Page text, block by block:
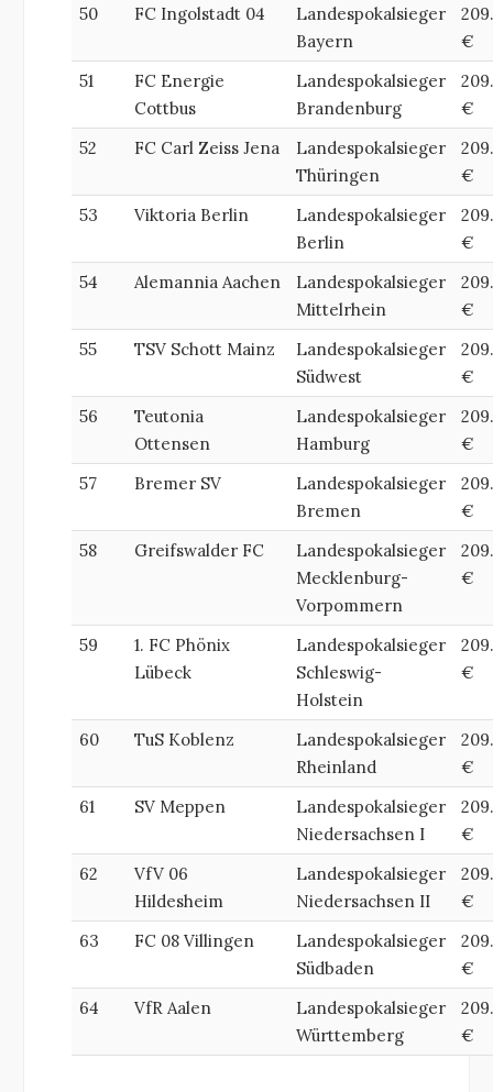
50
FC Ingolstadt 04
Landespokalsieger
Bayern
€
51
FC Energie
Cottbus
Landespokalsieger
Brandenburg
€
52
FC Carl Zeiss Jena
Landespokalsieger
Thüringen
€
53
Viktoria Berlin
Landespokalsieger
Berlin
€
54
Alemannia Aachen
Landespokalsieger
Mittelrhein
€
55
TSV Schott Mainz
Landespokalsieger
Südwest
€
56
Teutonia
Ottensen
Landespokalsieger
Hamburg
€
57
Bremer SV
Landespokalsieger
Bremen
€
58
Greifswalder FC
Landespokalsieger
Mecklenburg-
Vorpommern
€
59
1. FC Phönix
Lübeck
Landespokalsieger
Schleswig-
Holstein
€
60 TuS Koblenz
Landespokalsieger
Rheinland
€
61
SV Meppen
Landespokalsieger
Niedersachsen I
€
62
VfV 06
Hildesheim
Landespokalsieger
Niedersachsen II
€
63
FC 08 Villingen
Landespokalsieger
Südbaden
€
64
VfR Aalen
Landespokalsieger
Württemberg
€